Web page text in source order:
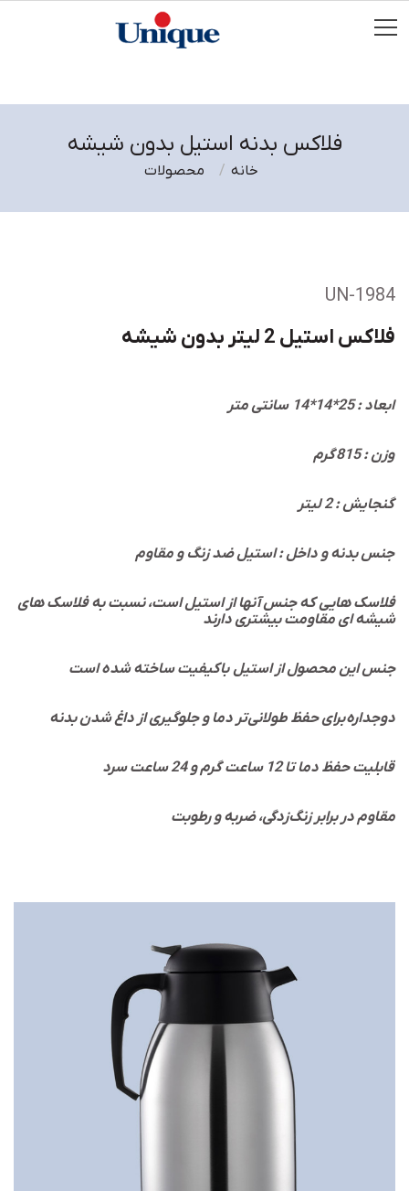
فلاکس بدنه استیل بدون شیشه
محصولات خانه
UN-1984
فلاکس استیل 2 لیتر بدون شیشه
ابعاد : 25*14*14 سانتی متر
وزن : 815گرم
گنجایش : 2 لیتر
جنس بدنه و داخل : استیل ضد زنگ و مقاوم
فلاسک هایی که جنس آنها از استیل است، نسبت به فلاسک های
شیشه ای مقاومت بیشتری دارند
جنس این محصول از استیل باکیفیت ساخته شده است
دوجداره برای حفظ طولانی‌تر دما و جلوگیری از داغ شدن بدنه
قابلیت حفظ دما تا 12 ساعت گرم و 24 ساعت سرد
مقاوم در برابر زنگ‌زدگی، ضربه و رطوبت